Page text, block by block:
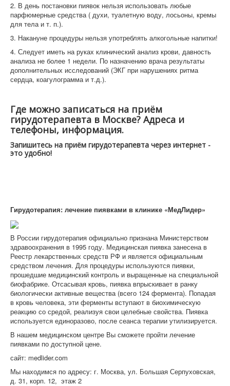
2. В день постановки пиявок нельзя использовать любые
парфюмерные средства ( духи, туалетную воду, лосьоны, кремы
для тела и т. п.).
3. Накануне процедуры нельзя употреблять алкогольные напитки!
4. Следует иметь на руках клинический анализ крови, давность
анализа не более 1 недели. По назначению врача результаты
дополнительных исследований (ЭКГ при нарушениях ритма
сердца, коагулограмма и т.д.).
Где можно записаться на приём
гирудотерапевта в Москве? Адреса и
телефоны, информация.
Запишитесь на приём гирудотерапевта через интернет -
это удобно!
Гирудотерапия: лечение пиявками в клинике «МедЛидер»
В России гирудотерапия официально признана Министерством
здравоохранения в 1995 году. Медицинская пиявка занесена в
Реестр лекарственных средств РФ и является официальным
средством лечения. Для процедуры используются пиявки,
прошедшие медицинский контроль и выращенные на специальной
биофабрике. Отсасывая кровь, пиявка впрыскивает в ранку
биологически активные вещества (всего 124 фермента). Попадая
в кровь человека, эти ферменты вступают в биохимическую
реакцию со средой, реализуя свои целебные свойства. Пиявка
используется единоразово, после сеанса терапии утилизируется.
В нашем медицинском центре Вы сможете пройти лечение
пиявками по доступной цене.
сайт: medlider.com
Мы находимся по адресу: г. Москва, ул. Большая Серпуховская,
д. 31, корп. 12, этаж 2